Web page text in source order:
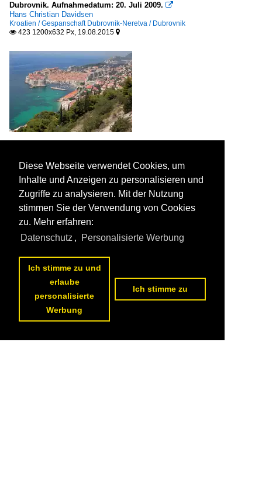
Dubrovnik. Aufnahmedatum: 20. Juli 2009. 
Hans Christian Davidsen
Kroatien / Gespanschaft Dubrovnik-Neretva / Dubrovnik
 423 1200x632 Px, 19.08.2015 
Kroatien / Gespanschaft Dubrovnik-Neretva / Dubrovnik
Diese Webseite verwendet Cookies, um
Inhalte und Anzeigen zu personalisieren und
Zugriffe zu analysieren. Mit der Nutzung
stimmen Sie der Verwendung von Cookies
zu. Mehr erfahren:
Datenschutz , Personalisierte Werbung
Ich stimme zu und
erlaube
personalisierte
Werbung
Ich stimme zu